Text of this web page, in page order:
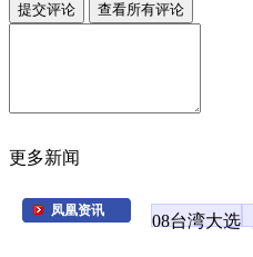
更多新闻
凤凰资讯
08台湾大选